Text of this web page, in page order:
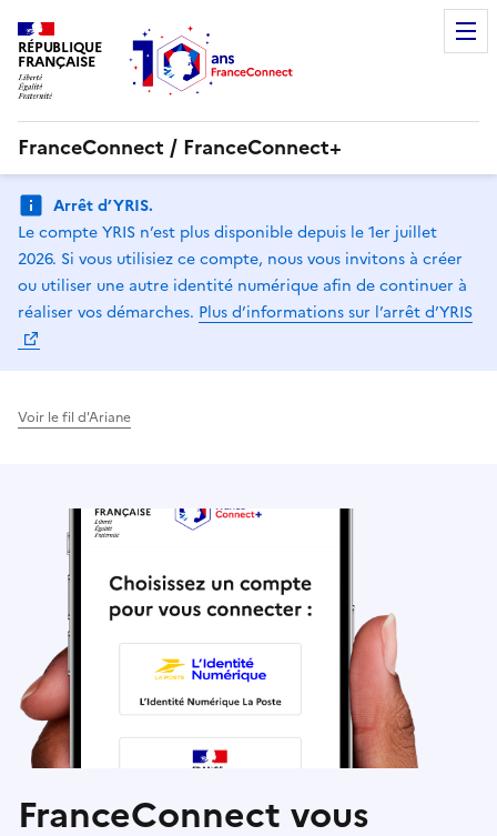
RÉPUBLIQUE
FRANÇAISE
FranceConnect / FranceConnect+
Arrêt d’YRIS.
Le compte YRIS n’est plus disponible depuis le 1er juillet
2026. Si vous utilisiez ce compte, nous vous invitons à créer
ou utiliser une autre identité numérique afin de continuer à
réaliser vos démarches. Plus d’informations sur l’arrêt d’YRIS
Voir le fil d'Ariane
FranceConnect vous